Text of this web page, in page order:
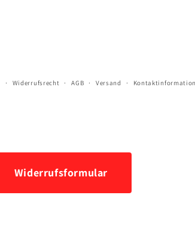
Widerrufsrecht AGB Versand
Widerrufsformular